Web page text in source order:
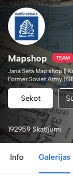
Mapshop TEAM
Jana Seta Map shop ||
Former Soviet Army
Other historical maps.
Sekot
192959 Skatījumi
Info Galerijas